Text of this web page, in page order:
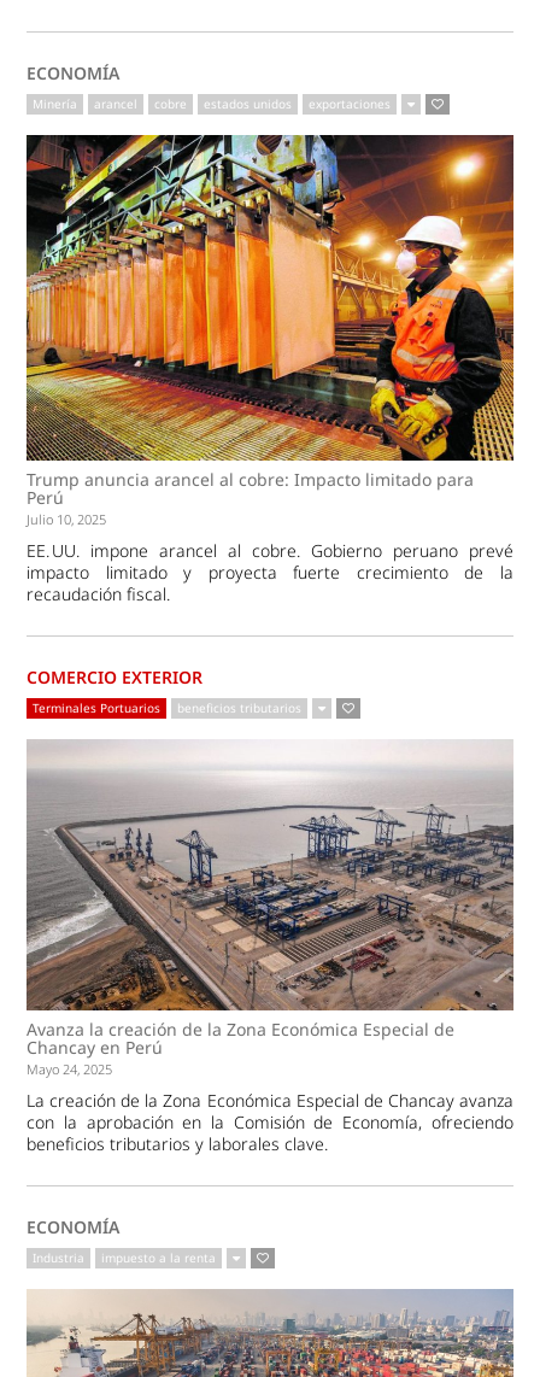
ECONOMÍA
Minería arancel cobre estados unidos exportaciones
Trump anuncia arancel al cobre: Impacto limitado para
Perú
Julio 10, 2025
EE. UU. impone arancel al cobre. Gobierno peruano prevé
impacto limitado y proyecta fuerte crecimiento de la
recaudación fiscal.
COMERCIO EXTERIOR
Terminales Portuarios beneficios tributarios
Avanza la creación de la Zona Económica Especial de
Chancay en Perú
Mayo 24, 2025
La creación de la Zona Económica Especial de Chancay avanza
con la aprobación en la Comisión de Economía, ofreciendo
beneficios tributarios y laborales clave.
ECONOMÍA
Industria impuesto a la renta